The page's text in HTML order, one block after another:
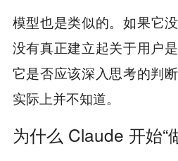
模型也是类似的。如果它
没有真正建立起关于用户
它是否应该深入思考的判
实际上并不知道。
为什么 Claude 开始“